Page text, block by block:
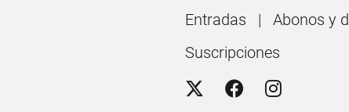
Entradas
Abonos y
Suscripciones